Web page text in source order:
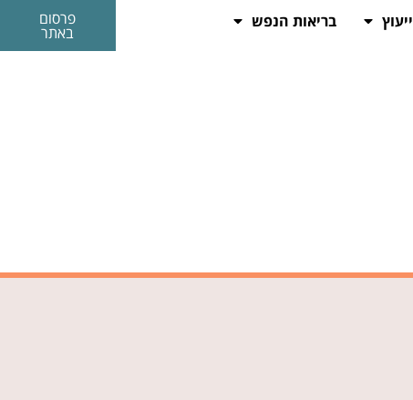
ייעוץ בריאות הנפש פרסום
באתר